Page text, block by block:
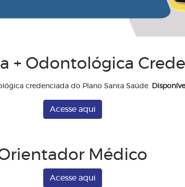
+ Odontológica
credenciada do Plano Santa Saúde.
Orientador Médico